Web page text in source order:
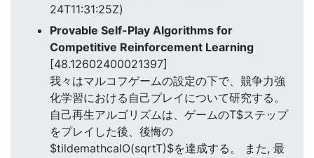
24T11:31:25Z)
Provable Self-Play Algorithms for
Competitive Reinforcement Learning
[48.12602400021397]
我々はマルコフゲームの設定の下で、競争力強
化学習における自己プレイについて研究する。
自己再生アルゴリズムは、ゲームのT$ステップ
をプレイした後、後悔の
$tildemathcalO(sqrtT)$を達成する。 また, 最